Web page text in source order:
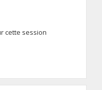
cette session